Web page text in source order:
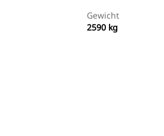
Gewicht
2590 kg